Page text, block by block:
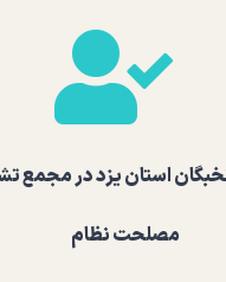
استان یزد در مجمع
مصلحت نظام